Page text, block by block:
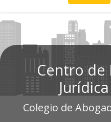
Centro
Colegio de